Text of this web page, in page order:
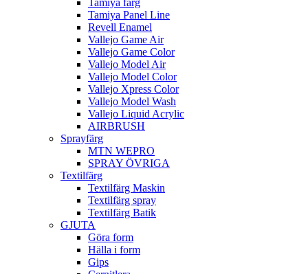
Tamiya Panel Line
Revell Enamel
Vallejo Game Air
Vallejo Game Color
Vallejo Model Air
Vallejo Model Color
Vallejo Xpress Color
Vallejo Model Wash
Vallejo Liquid Acrylic
AIRBRUSH
Sprayfärg
MTN WEPRO
SPRAY ÖVRIGA
Textilfärg
Textilfärg Maskin
Textilfärg spray
Textilfärg Batik
GJUTA
Göra form
Hälla i form
Gips